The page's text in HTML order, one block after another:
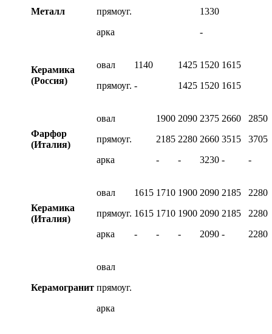
Металл
прямоуг.
арка
1330
-
Керамика
(Россия)
овал
прямоуг.
1140
-
1425
1425
1520
1520
1615
1615
Фарфор
(Италия)
овал
прямоуг.
арка
1900
2185
-
2090
2280
-
2375
2660
3230
2660
3515
-
2850
3705
-
Керамика
(Италия)
овал
прямоуг.
арка
1615
1615
-
1710
1710
-
1900
1900
-
2090
2090
2090
2185
2185
-
2280
2280
2280
Керамогранит
овал
прямоуг.
арка